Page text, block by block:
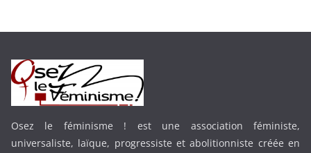
Osez le féminisme ! est une association féministe,
universaliste, laïque, progressiste et abolitionniste créée en